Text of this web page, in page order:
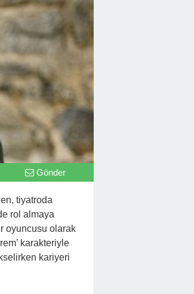
Gönder
tiyatroda
rol almaya
oyuncusu olarak
karakteriyle
kariyeri